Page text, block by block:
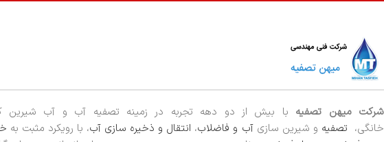
شرکت میهن تصفیه با بیش از دو دهه تجربه در زمینه تصفیه آب و آب
خانگی، تصفیه و شیرین سازیآب و فاضلاب، انتقال و ذخیره سازی آب، با رویکرد مثبت به